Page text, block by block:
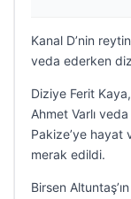
Kanal D’nin
veda ederken
Diziye Ferit
Ahmet Varlı
Pakize’ye hayat
merak edildi.
Birsen